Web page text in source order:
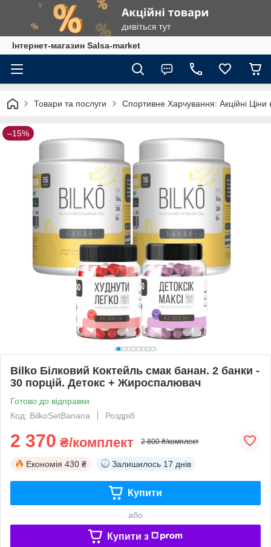
Інтернет-магазин Salsa-market
Товари та послуги Спортивне Харчування: Акційні Ціни
–15%
Bilko Білковий Коктейль смак банан. 2 банки -
30 порцій. Детокс + Жироспалювач
Готово до відправки
Код: BilkoSetBanana
Роздріб
2 370 ₴/комплект 2 800 ₴/комплект
Економія 430 ₴ Залишилось 17 днів
Купити
або
Купити з